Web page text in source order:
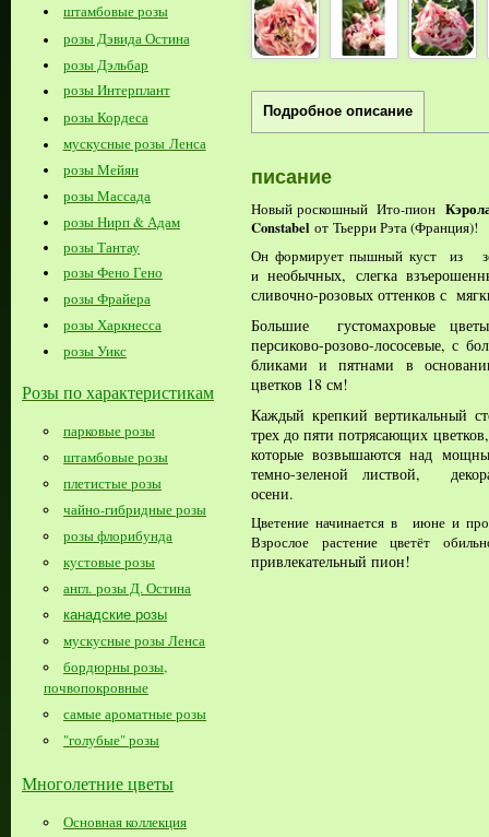
штамбовые розы
розы Дэвида Остина
розы Дэльбар
розы Интерплант
розы Кордеса
мускусные розы Ленса
розы Мейян
розы Массада
розы Нирп & Адам
розы Тантау
розы Фено Гено
розы Фрайера
розы Харкнесса
розы Уикс
Розы по характеристикам
парковые розы
штамбовые розы
плетистые розы
чайно-гибридные розы
розы флорибунда
кустовые розы
англ. розы Д. Остина
канадские розы
мускусные розы Ленса
бордюрны розы,
почвопокровные
самые ароматные розы
"голубые" розы
Многолетние цветы
Основная коллекция
Подробное описание
писание
Новый роскошный Ито-пион
Constabel от Тьерри Рэта (Франция)!
Он формирует пышный куст из
инеобычных, слегка
сливочно-розовых оттенков с
Большие густомахровые
персиково-розово-лососевые, с
бликами ипятнами в
цветков 18 см!
Каждый крепкий вертикальный
трех до пяти потрясающих
которые возвышаются над
темно-зеленой листвой,
осени.
ольше
информации
на
Цветение начинается в июне и
Взрослое растение цветёт
привлекательный пион!